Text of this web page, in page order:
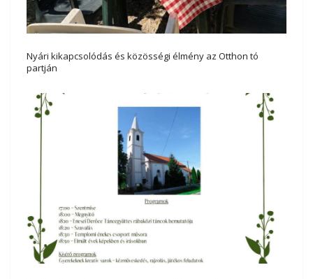
Nyári kikapcsolódás és közösségi élmény az Otthon tó
partján